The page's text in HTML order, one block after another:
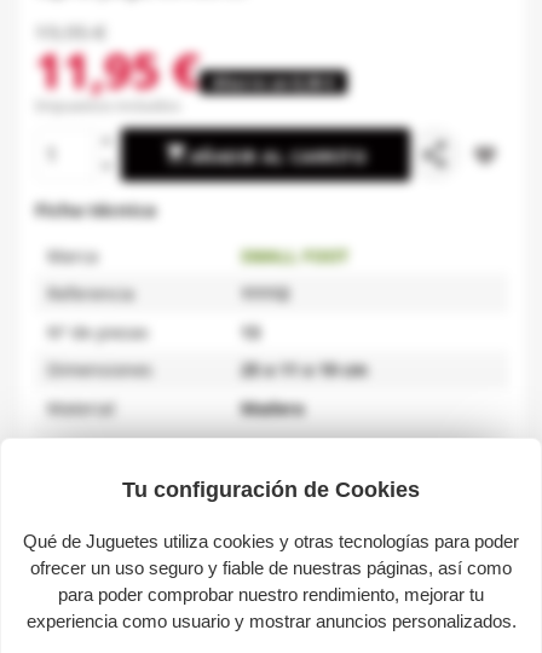
19,95 €
11,95 €
Ahorre un 8,00 €
AÑADIR AL CARRITO share favorite_border
Ficha técnica
Marca
SMALL FOOT
Referencia
11112
Nº de piezas
13
Dimensiones
25 x 11 x 19 cm
Material
Madera
Descripción
Caja de juego, bomberos.
¿Están todos los bomberos listos para la acción?
Tu configuración de Cookies
Qué de Juguetes utiliza cookies y otras tecnologías para poder
ofrecer un uso seguro y fiable de nuestras páginas, así como
para poder comprobar nuestro rendimiento, mejorar tu
experiencia como usuario y mostrar anuncios personalizados.